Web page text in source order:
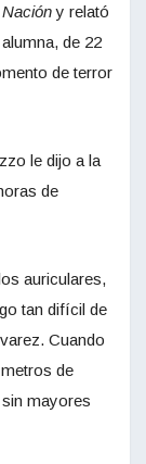
y relató
de 22
de terror
le dijo a la
de
auriculares,
tan difícil de
Cuando
de
mayores